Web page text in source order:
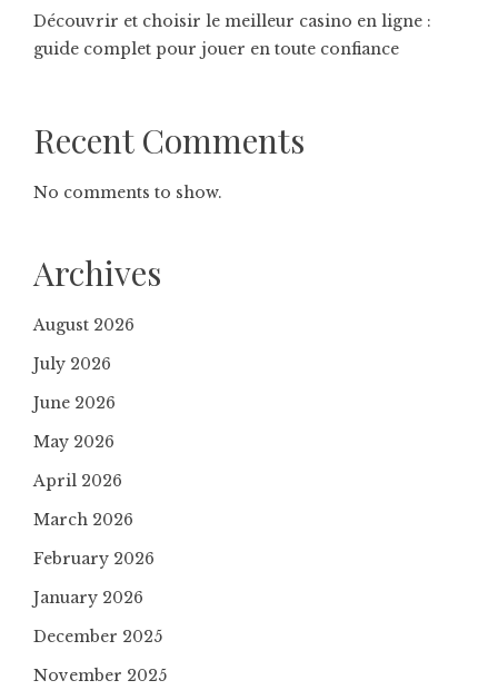
Découvrir et choisir le meilleur casino en ligne :
guide complet pour jouer en toute confiance
Recent Comments
No comments to show.
Archives
August 2026
July 2026
June 2026
May 2026
April 2026
March 2026
February 2026
January 2026
December 2025
November 2025